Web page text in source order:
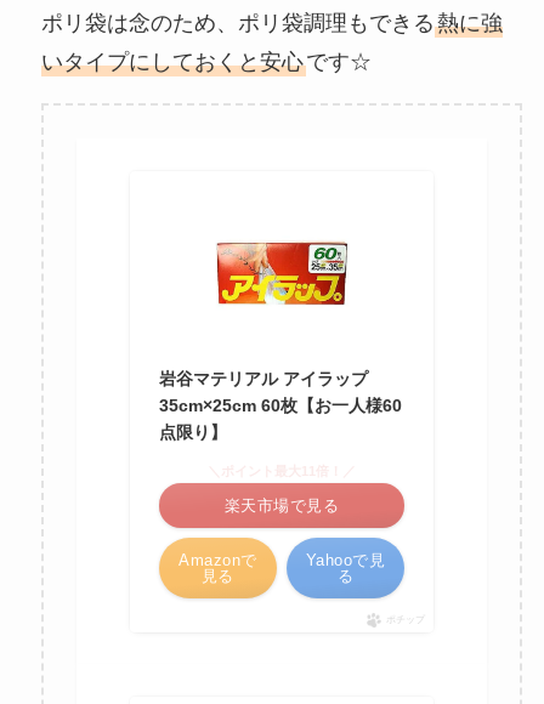
ポリ袋は念のため、ポリ袋調理もできる熱に強
いタイプにしておくと安心です☆
岩谷マテリアル アイラップ
35cm×25cm 60枚【お一人様60
点限り】
Amazonで
見る
楽天市場で見る
Yahooで見
る
ポチップ